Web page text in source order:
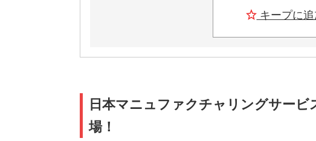
キープに追
日本マニュファクチャリングサー
場！